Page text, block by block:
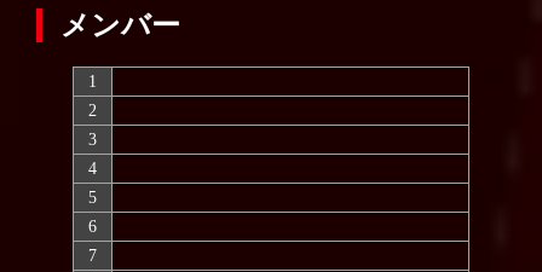
メンバー
1
2
3
4
5
6
7